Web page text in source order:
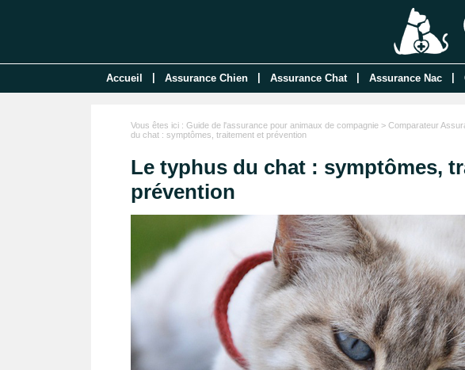
Accueil Assurance Chien Assurance Chat Assurance Nac
Vous êtes ici : Guide de l'assurance pour animaux de compagnie> Comparateur
du chat : symptômes, traitement et prévention
Le typhus du chat : symptômes,
prévention